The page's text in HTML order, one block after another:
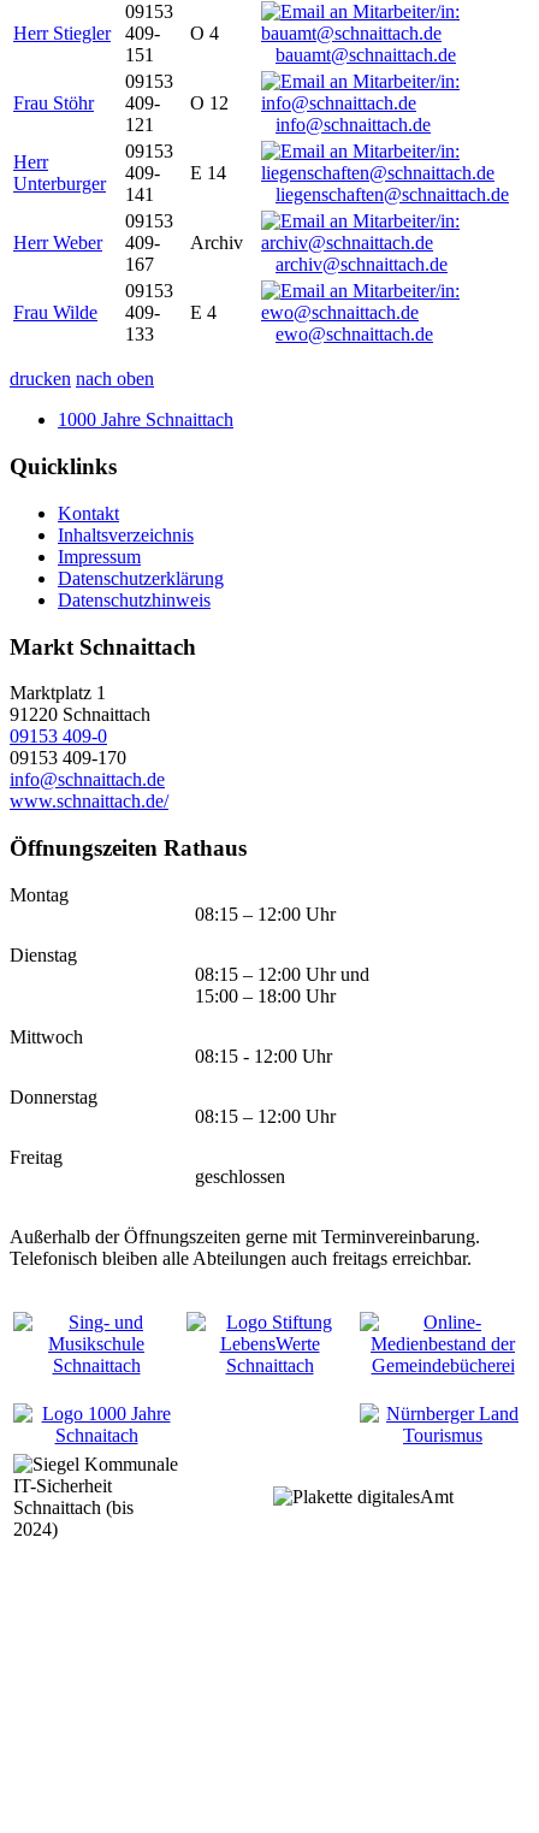
Herr Stiegler
09153
409-
151
O 4
bauamt@schnaittach.de
Frau Stöhr
09153
409-
121
O 12
info@schnaittach.de
Herr
Unterburger
09153
409-
141
E 14
liegenschaften@schnaittach.de
Herr Weber
09153
409-
167
Archiv
archiv@schnaittach.de
Frau Wilde
09153
409-
133
E 4
ewo@schnaittach.de
drucken nach oben
1000 Jahre Schnaittach
Quicklinks
Kontakt
Inhaltsverzeichnis
Impressum
Datenschutzerklärung
Datenschutzhinweis
Markt Schnaittach
Marktplatz 1
91220 Schnaittach
09153 409-0
09153 409-170
info@schnaittach.de
www.schnaittach.de/
Öffnungszeiten Rathaus
Montag
08:15 – 12:00 Uhr
Dienstag
08:15 – 12:00 Uhr und
15:00 – 18:00 Uhr
Mittwoch
08:15 - 12:00 Uhr
Donnerstag
08:15 – 12:00 Uhr
Freitag
geschlossen
Außerhalb der Öffnungszeiten gerne mit Terminvereinbarung.
Telefonisch bleiben alle Abteilungen auch freitags erreichbar.